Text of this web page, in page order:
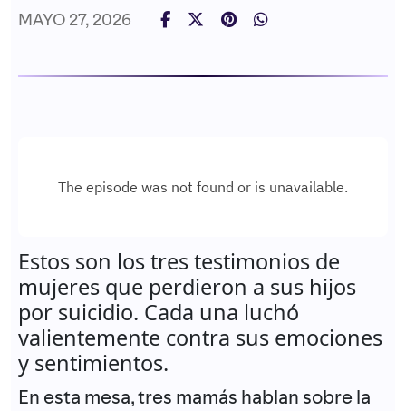
MAYO 27, 2026
Estos son los tres testimonios de
mujeres que perdieron a sus hijos
por suicidio. Cada una luchó
valientemente contra sus emociones
y sentimientos.
En esta mesa, tres mamás hablan sobre la